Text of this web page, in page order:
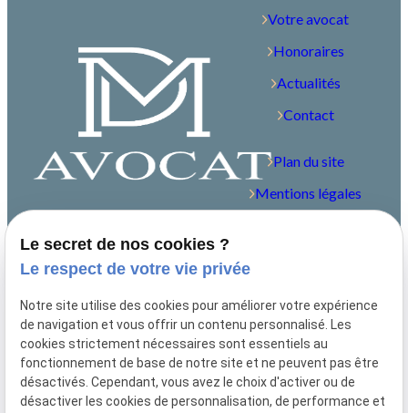
Votre avocat
Honoraires
Actualités
Contact
Plan du site
Mentions légales
Gestion des cookies
Me contacter
04.81.68.45.60
Le secret de nos cookies ?
Le respect de votre vie privée
Notre site utilise des cookies pour améliorer votre expérience
de navigation et vous offrir un contenu personnalisé. Les
cookies strictement nécessaires sont essentiels au
fonctionnement de base de notre site et ne peuvent pas être
désactivés. Cependant, vous avez le choix d'activer ou de
désactiver les cookies de personnalisation, de performance et